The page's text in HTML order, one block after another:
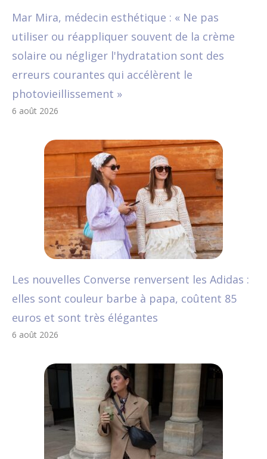
Mar Mira, médecin esthétique : « Ne pas
utiliser ou réappliquer souvent de la crème
solaire ou négliger l'hydratation sont des
erreurs courantes qui accélèrent le
photovieillissement »
6 août 2026
Les nouvelles Converse renversent les Adidas :
elles sont couleur barbe à papa, coûtent 85
euros et sont très élégantes
6 août 2026